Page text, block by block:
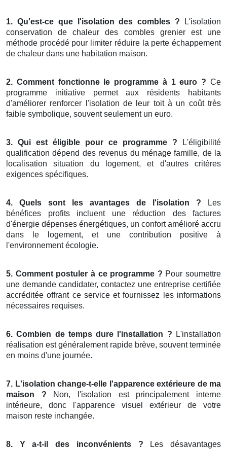
1. Qu'est-ce que l'isolation des combles ? L'isolation
conservation de chaleur des combles grenier est une
méthode procédé pour limiter réduire la perte échappement
de chaleur dans une habitation maison.
2. Comment fonctionne le programme à 1 euro ? Ce
programme initiative permet aux résidents habitants
d'améliorer renforcer l'isolation de leur toit à un coût très
faible symbolique, souvent seulement un euro.
3. Qui est éligible pour ce programme ? L'éligibilité
qualification dépend des revenus du ménage famille, de la
localisation situation du logement, et d'autres critères
exigences spécifiques.
4. Quels sont les avantages de l'isolation ? Les
bénéfices profits incluent une réduction des factures
d'énergie dépenses énergétiques, un confort amélioré accru
dans le logement, et une contribution positive à
l'environnement écologie.
5. Comment postuler à ce programme ? Pour soumettre
une demande candidater, contactez une entreprise certifiée
accréditée offrant ce service et fournissez les informations
nécessaires requises.
6. Combien de temps dure l'installation ? L'installation
réalisation est généralement rapide brève, souvent terminée
en moins d'une journée.
7. L'isolation change-t-elle l'apparence extérieure de ma
maison ? Non, l'isolation est principalement interne
intérieure, donc l'apparence visuel extérieur de votre
maison reste inchangée.
8. Y a-t-il des inconvénients ? Les désavantages